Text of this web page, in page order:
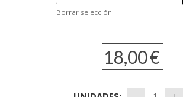
Borrar selección
18,00€